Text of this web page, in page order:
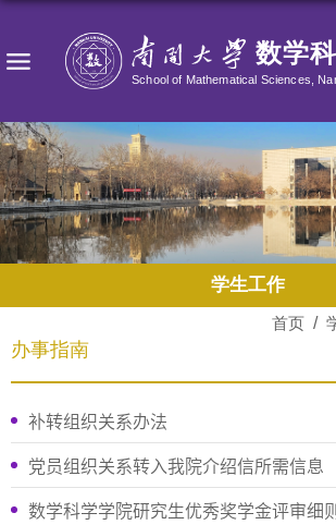
首页 /
学生工作
办事指南
补转组织关系办法
​党员组织关系转入我院介绍信所需信息
数学科学学院研究生优秀奖学金评审细